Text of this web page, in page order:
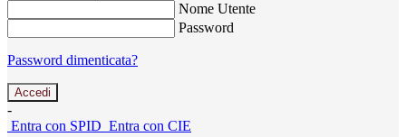
Nome Utente
Password
Password dimenticata?
-
Entra con SPID Entra con CIE